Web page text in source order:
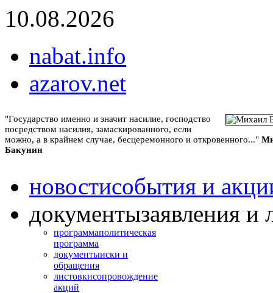
10.08.2026
nabat.info
azarov.net
"Государство именно и значит насилие, господство
посредством насилия, замаскированного, если
можно, а в крайнем случае, бесцеремонного и откровенного..."
Бакунин
новостисобытия и
документызаявления и
программаполитическая
программа
документыиски и
обращения
листовкисопровождение
акций